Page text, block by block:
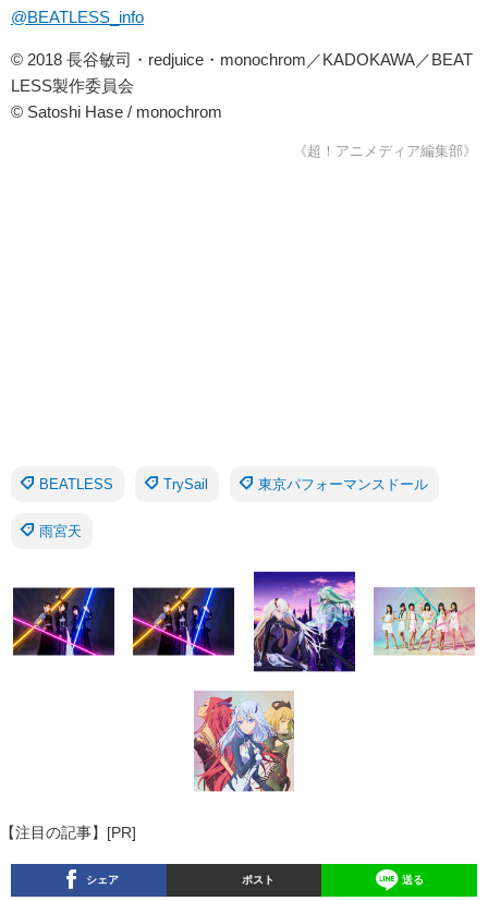
@BEATLESS_info
© 2018 長谷敏司・redjuice・monochrom／KADOKAWA／BEAT
LESS製作委員会
© Satoshi Hase / monochrom
《超！アニメディア編集部》
BEATLESS TrySail 東京パフォーマンスドール
雨宮天
【注目の記事】[PR]
シェア ポスト 送る